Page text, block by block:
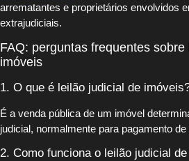
arrematantes e proprietários envolvidos
extrajudiciais.
FAQ: perguntas frequentes
imóveis
1. O que é leilão judicial de
É a venda pública de um imóvel
judicial, normalmente para pagamento
2. Como funciona o leilão judicial